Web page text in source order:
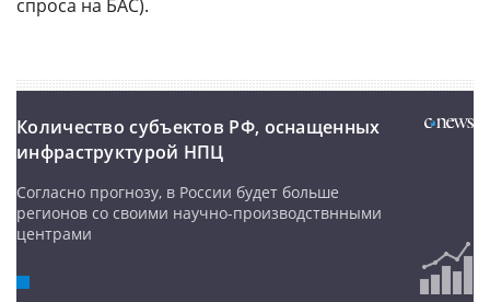
спроса на БАС).
Количество субъектов РФ, оснащенных
инфраструктурой НПЦ
Согласно прогнозу, в России будет больше
регионов со своими научно-производствнными
центрами